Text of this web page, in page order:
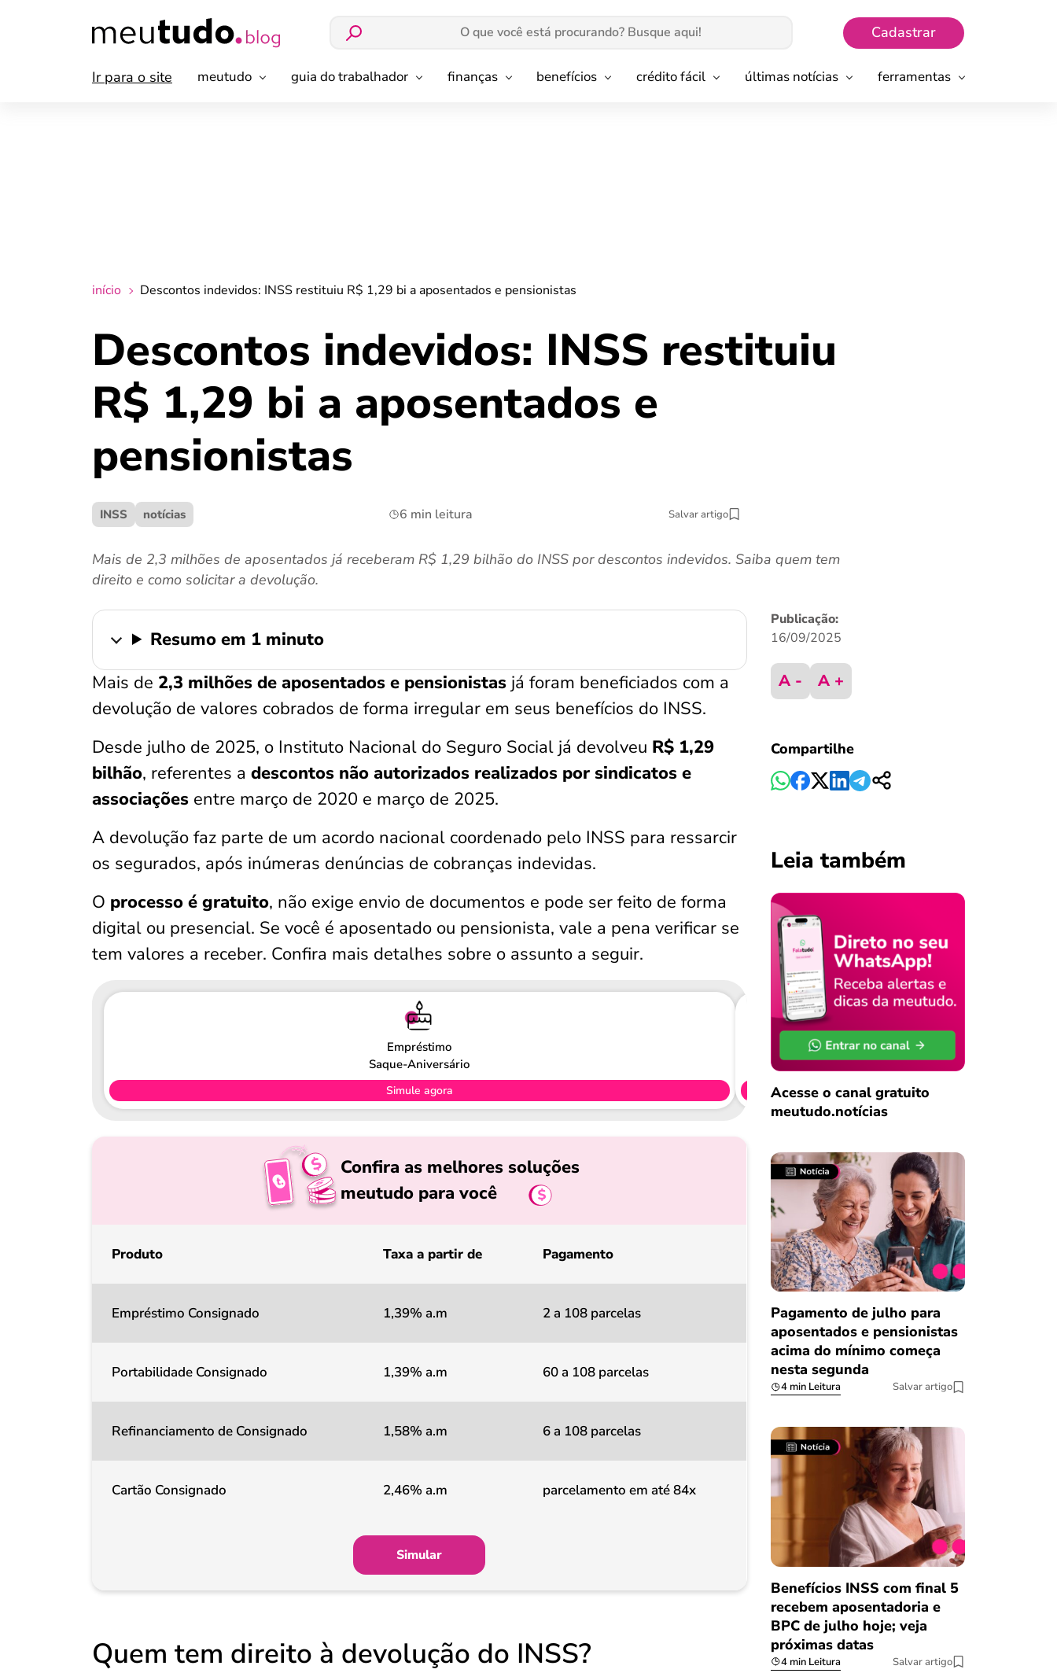
Cadastrar
Ir para o site meutudo guia do trabalhador finanças benefícios crédito fácil últimas notícias ferramentas
início Descontos indevidos: INSS restituiu R$ 1,29 bi a aposentados e pensionistas
Descontos indevidos: INSS restituiu
R$ 1,29 bi a aposentados e
pensionistas
INSS notícias 6 min leitura Salvar artigo
Mais de 2,3 milhões de aposentados já receberam R$ 1,29 bilhão do INSS por descontos indevidos. Saiba quem tem
direito e como solicitar a devolução.
Resumo em 1 minuto
Mais de 2,3 milhões de aposentados e pensionistas já foram beneficiados com a
devolução de valores cobrados de forma irregular em seus benefícios do INSS.
Desde julho de 2025, o Instituto Nacional do Seguro Social já devolveu R$ 1,29
bilhão, referentes a descontos não autorizados realizados por sindicatos e
associações entre março de 2020 e março de 2025.
A devolução faz parte de um acordo nacional coordenado pelo INSS para ressarcir
os segurados, após inúmeras denúncias de cobranças indevidas.
O processo é gratuito, não exige envio de documentos e pode ser feito de forma
digital ou presencial. Se você é aposentado ou pensionista, vale a pena verificar se
tem valores a receber. Confira mais detalhes sobre o assunto a seguir.
Empréstimo
Saque-Aniversário
Simule agora
Confira as melhores soluções
meutudo para você
Produto Taxa a partir de Pagamento
Empréstimo Consignado 1,39% a.m 2 a 108 parcelas
Portabilidade Consignado 1,39% a.m 60 a 108 parcelas
Refinanciamento de Consignado 1,58% a.m 6 a 108 parcelas
Cartão Consignado 2,46% a.m parcelamento em até 84x
Simular
Quem tem direito à devolução do INSS?
Publicação:
16/09/2025
A - A +
Compartilhe
Leia também
Acesse o canal gratuito
meutudo.notícias
Pagamento de julho para
aposentados e pensionistas
acima do mínimo começa
nesta segunda
4 min Leitura Salvar artigo
Benefícios INSS com final 5
recebem aposentadoria e
BPC de julho hoje; veja
próximas datas
4 min Leitura Salvar artigo